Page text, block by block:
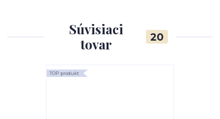
Súvisiaci
tovar
20
TOP produkt